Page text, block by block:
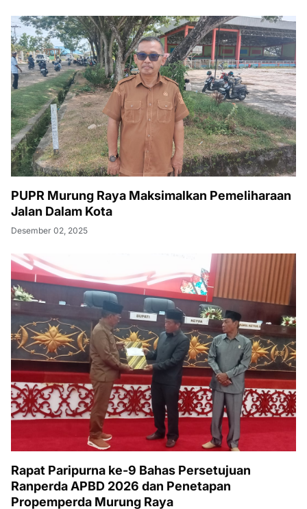
PUPR Murung Raya Maksimalkan Pemeliharaan
Jalan Dalam Kota
Desember 02, 2025
Rapat Paripurna ke-9 Bahas Persetujuan
Ranperda APBD 2026 dan Penetapan
Propemperda Murung Raya